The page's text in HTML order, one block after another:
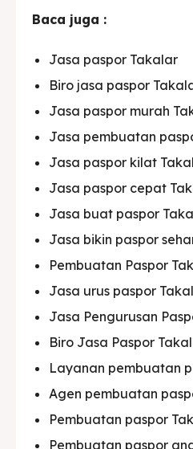
Baca juga :
Jasa paspor Takalar
Biro jasa paspor
Jasa paspor murah
Jasa pembuatan
Jasa paspor kilat
Jasa paspor cepat
Jasa buat paspor
Jasa bikin paspor
Pembuatan Paspor
Jasa urus paspor
Jasa Pengurusan
Biro Jasa Paspor
Layanan pembuatan
Agen pembuatan
Pembuatan paspor
Pembuatan paspor